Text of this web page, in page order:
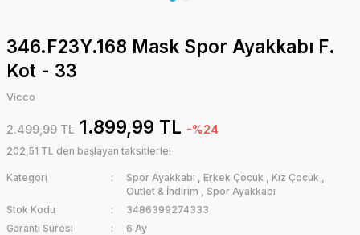
346.F23Y.168 Mask Spor Ayakkabı F.
Kot - 33
Vicco
2.499,99 TL 1.899,99 TL -%24
202,51 TL den başlayan taksitlerle!
Kategori Spor Ayakkabı , Erkek Çocuk , Kız Çocuk ,
Outlet & İndirim , Spor Ayakkabı
Stok Kodu
3486399274333
Garanti Süresi
6 Ay